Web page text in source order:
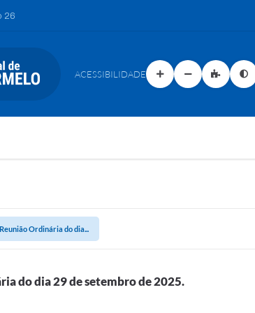
26
ACESSIBILIDADE
Ordinária do dia...
do dia 29 de setembro de 2025.